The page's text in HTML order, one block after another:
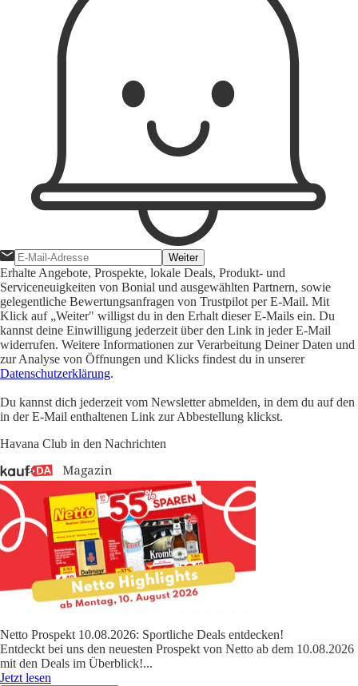
Weiter
Erhalte Angebote, Prospekte, lokale Deals, Produkt- und
Serviceneuigkeiten von Bonial und ausgewählten Partnern, sowie
gelegentliche Bewertungsanfragen von Trustpilot per E-Mail. Mit
Klick auf „Weiter" willigst du in den Erhalt dieser E-Mails ein. Du
kannst deine Einwilligung jederzeit über den Link in jeder E-Mail
widerrufen. Weitere Informationen zur Verarbeitung Deiner Daten und
zur Analyse von Öffnungen und Klicks findest du in unserer
Datenschutzerklärung.
Du kannst dich jederzeit vom Newsletter abmelden, in dem du auf den
in der E-Mail enthaltenen Link zur Abbestellung klickst.
Havana Club in den Nachrichten
Netto Prospekt 10.08.2026: Sportliche Deals entdecken!
Entdeckt bei uns den neuesten Prospekt von Netto ab dem 10.08.2026
mit den Deals im Überblick!...
Jetzt lesen